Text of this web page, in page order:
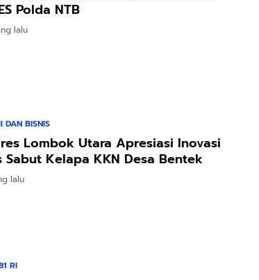
Polda NTB
lalu
DAN BISNIS
Lombok Utara Apresiasi Inovasi
Sabut Kelapa KKN Desa Bentek
lalu
RI